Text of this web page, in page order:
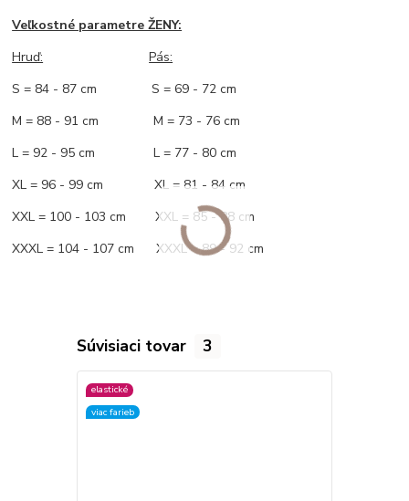
Veľkostné parametre ŽENY:
Hruď:
Pás:
S = 84 - 87 cm S = 69 - 72 cm
M = 88 - 91 cm M = 73 - 76 cm
L = 92 - 95 cm L = 77 - 80 cm
XL = 96 - 99 cm XL = 81 - 84 cm
XXL = 100 - 103 cm XXL = 85 - 88 cm
XXXL = 104 - 107 cm XXXL = 89 - 92 cm
Súvisiaci tovar 3
elastické
viac farieb